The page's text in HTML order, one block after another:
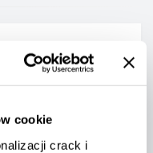
cookie
crack i
line